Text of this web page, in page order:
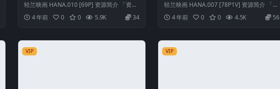
轻兰映画 HANA.010 [69P] 资源简介 「资源
名称」：轻兰映画 HAN...
4 年前 0 0 5.9K 34
轻兰映画 HANA.007 [78P1V] 资源简介 「资
源名称」：轻兰映画 H...
4 年前 0 0 4.5K 56
VIP VIP